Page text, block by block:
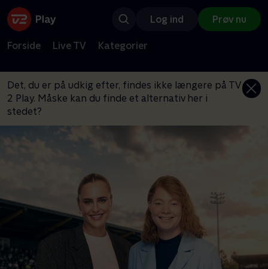
Log ind Prøv nu
Forside Live TV Kategorier
Det, du er på udkig efter, findes ikke længere på TV
2 Play. Måske kan du finde et alternativ her i
stedet?